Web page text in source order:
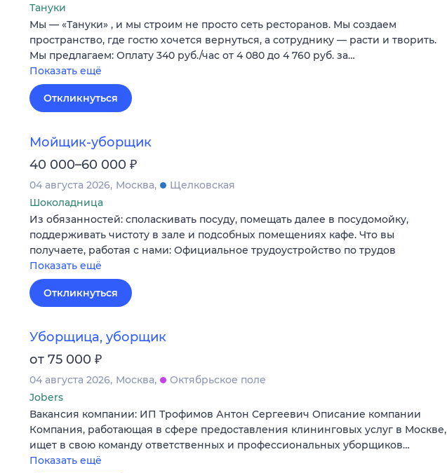
Тануки
Мы — «Тануки» , и мы строим не просто сеть ресторанов. Мы создаем
пространство, где гостю хочется вернуться, а сотруднику — расти и творить.
Мы предлагаем: Оплату 340 руб./час от 4 080 до 4 760 руб. за…
Показать ещё
Откликнуться
Мойщик-уборщик
40 000–60 000 ₽
04 августа 2026 Москва
Щелковская
Шоколадница
Из обязанностей: споласкивать посуду, помещать далее в посудомойку,
поддерживать чистоту в зале и подсобных помещениях кафе. Что вы
получаете, работая с нами: Официальное трудоустройство по трудов
Показать ещё
Откликнуться
Уборщица, уборщик
от 75 000 ₽
04 августа 2026 Москва
Октябрьское поле
Jobers
Вакансия компании: ИП Трофимов Антон Сергеевич Описание компании
Компания, работающая в сфере предоставления клининговых услуг в Москве,
ищет в свою команду ответственных и профессиональных уборщиков…
Показать ещё